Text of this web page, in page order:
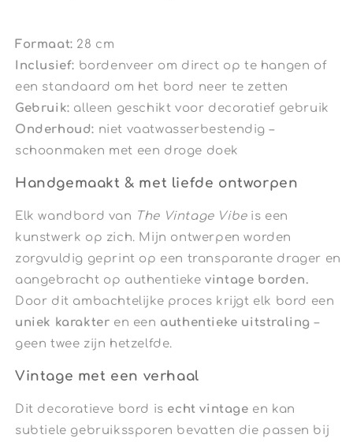
Formaat: 28 cm
Inclusief: bordenveer om direct op te hangen of
een standaard om het bord neer te zetten
Gebruik: alleen geschikt voor decoratief gebruik
Onderhoud: niet vaatwasserbestendig –
schoonmaken met een droge doek
Handgemaakt & met liefde ontworpen
Elk wandbord van The Vintage Vibeis een
kunstwerk op zich. Mijn ontwerpen worden
zorgvuldig geprint op een transparante drager en
aangebracht op authentiekevintage borden.
Door dit ambachtelijke proces krijgt elk bord een
uniek karakter en een authentieke uitstraling –
geen twee zijn hetzelfde.
Vintage met een verhaal
Dit decoratieve bord is echt vintage en kan
subtiele gebruikssporen bevatten die passen bij